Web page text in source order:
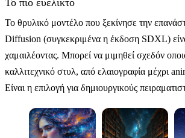
Το θρυλικό μοντέλο που ξεκίνησε την
Diffusion (συγκεκριμένα η έκδοση SDXL)
χαμαιλέοντας. Μπορεί να μιμηθεί σχεδόν
καλλιτεχνικό στυλ, από ελαιογραφία μέχρι
Είναι η επιλογή για δημιουργικούς